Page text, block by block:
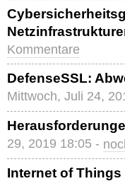
Kommentare
DefenseSSL:
Mittwoch, Juli 24,
29, 2019 18:05 -
Internet of